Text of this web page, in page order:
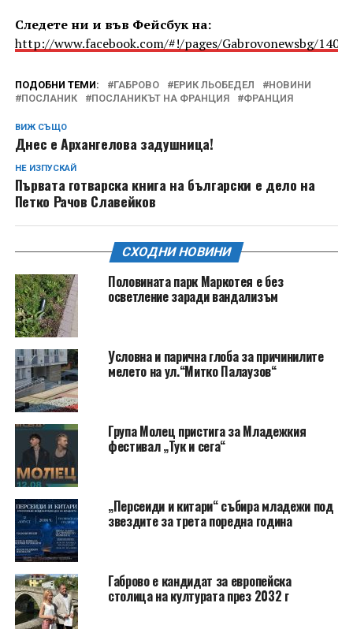
Следете ни и във Фейсбук на:
http://www.facebook.com/#!/pages/Gabrovonewsbg/
ПОДОБНИ ТЕМИ: ГАБРОВО ЕРИК ЛЬОБЕДЕЛ
НОВИНИ
ПОСЛАНИК
ПОСЛАНИКЪТ НА ФРАНЦИЯ ФРАНЦИЯ
ВИЖ СЪЩО
Днес е Архангелова задушница!
НЕ ИЗПУСКАЙ
Първата готварска книга на български е дело на
Петко Рачов Славейков
СХОДНИ НОВИНИ
Половината парк Маркотея е без
осветление заради вандализъм
Условна и парична глоба за причинилите
мелето на ул.“Митко Палаузов“
Група Молец пристига за Младежкия
фестивал „Тук и сега“
„Персеиди и китари“ събира младежи под
звездите за трета поредна година
Габрово е кандидат за европейска
столица на културата през 2032 г